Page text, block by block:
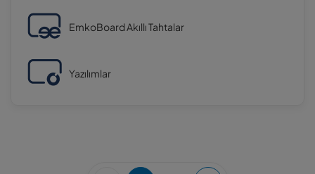
EmkoBoard Akıllı Tahtalar
Yazılımlar